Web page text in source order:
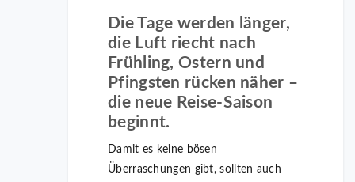
Die Tage werden länger,
die Luft riecht nach
Frühling, Ostern und
Pfingsten rücken näher –
die neue Reise-Saison
beginnt.
Damit es keine bösen
Überraschungen gibt, sollten auch